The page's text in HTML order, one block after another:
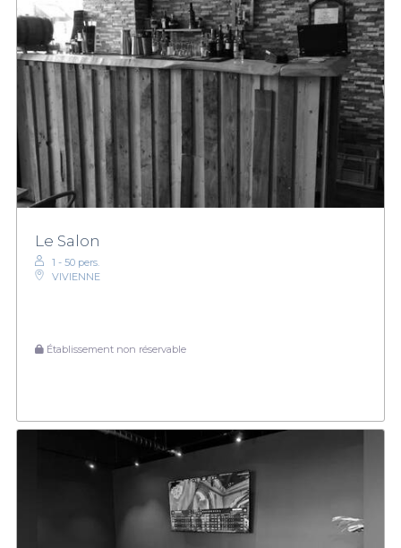
Le Salon
1 - 50 pers.
VIVIENNE
Établissement non réservable